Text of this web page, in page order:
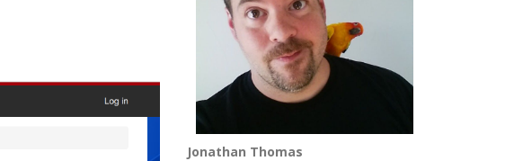
Jonathan Thomas